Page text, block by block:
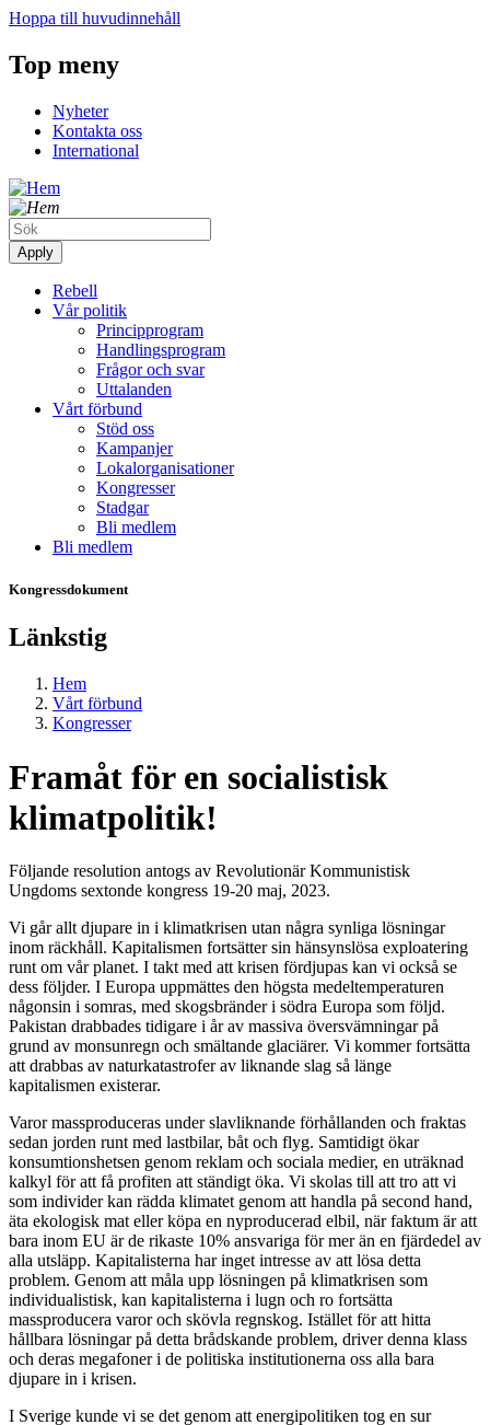
Hoppa till huvudinnehåll
Top meny
Nyheter
Kontakta oss
International
Rebell
Vår politik
Principprogram
Handlingsprogram
Frågor och svar
Uttalanden
Vårt förbund
Stöd oss
Kampanjer
Lokalorganisationer
Kongresser
Stadgar
Bli medlem
Bli medlem
Kongressdokument
Länkstig
Hem
Vårt förbund
Kongresser
Framåt för en socialistisk
klimatpolitik!
Följande resolution antogs av Revolutionär Kommunistisk
Ungdoms sextonde kongress 19-20 maj, 2023.
Vi går allt djupare in i klimatkrisen utan några synliga lösningar
inom räckhåll. Kapitalismen fortsätter sin hänsynslösa exploatering
runt om vår planet. I takt med att krisen fördjupas kan vi också se
dess följder. I Europa uppmättes den högsta medeltemperaturen
någonsin i somras, med skogsbränder i södra Europa som följd.
Pakistan drabbades tidigare i år av massiva översvämningar på
grund av monsunregn och smältande glaciärer. Vi kommer fortsätta
att drabbas av naturkatastrofer av liknande slag så länge
kapitalismen existerar.
Varor massproduceras under slavliknande förhållanden och fraktas
sedan jorden runt med lastbilar, båt och flyg. Samtidigt ökar
konsumtionshetsen genom reklam och sociala medier, en uträknad
kalkyl för att få profiten att ständigt öka. Vi skolas till att tro att vi
som individer kan rädda klimatet genom att handla på second hand,
äta ekologisk mat eller köpa en nyproducerad elbil, när faktum är att
bara inom EU är de rikaste 10% ansvariga för mer än en fjärdedel av
alla utsläpp. Kapitalisterna har inget intresse av att lösa detta
problem. Genom att måla upp lösningen på klimatkrisen som
individualistisk, kan kapitalisterna i lugn och ro fortsätta
massproducera varor och skövla regnskog. Istället för att hitta
hållbara lösningar på detta brådskande problem, driver denna klass
och deras megafoner i de politiska institutionerna oss alla bara
djupare in i krisen.
I Sverige kunde vi se det genom att energipolitiken tog en sur